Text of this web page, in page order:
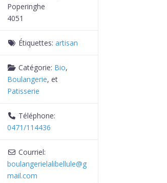
Poperinghe
4051
Étiquettes: artisan
Catégorie: Bio,
Boulangerie, et
Patisserie
Téléphone:
0471/114436
Courriel:
boulangerielalibellule@g
mail.com